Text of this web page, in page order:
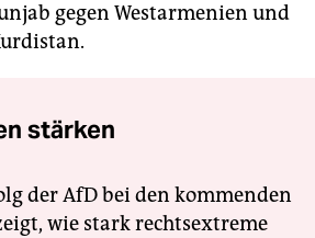
gegen Westarmenien und
stärken
der AfD bei den kommenden
wie stark rechtsextreme